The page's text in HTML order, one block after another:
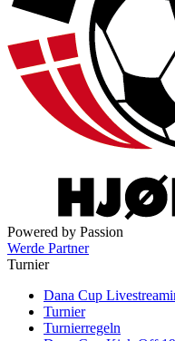
Powered by Passion
Werde Partner
Turnier
Dana Cup
Turnier
Turnierregeln